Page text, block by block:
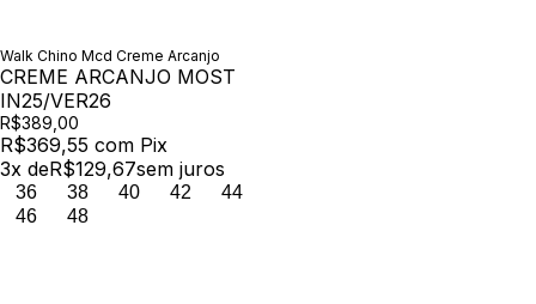
Walk Chino Mcd Creme Arcanjo
CREME ARCANJO MOST
IN25/VER26
R$389,00
R$369,55 com Pix
3x deR$129,67sem juros
36 38 40 42
44
46
48